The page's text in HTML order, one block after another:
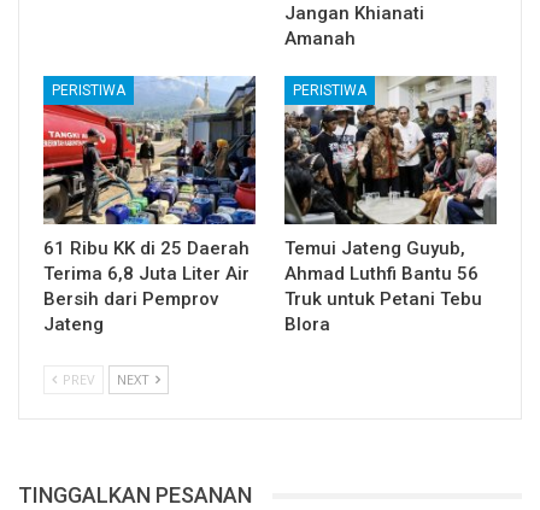
Jangan Khianati
Amanah
PERISTIWA
61 Ribu KK di 25 Daerah
Terima 6,8 Juta Liter Air
Bersih dari Pemprov
Jateng
PERISTIWA
Temui Jateng Guyub,
Ahmad Luthfi Bantu 56
Truk untuk Petani Tebu
Blora
PREV NEXT
TINGGALKAN PESANAN